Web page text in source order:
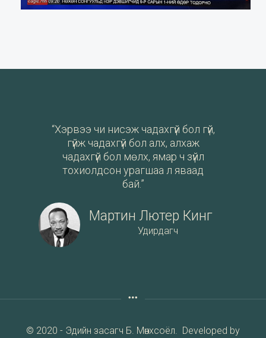
“Хэрвээ чи нисэж чадахгүй бол гүй,
гүйж чадахгүй бол алх, алхаж
чадахгүй бол мөлх, ямар ч зүйл
тохиолдсон урагшаа л яваад
бай.”
Мартин Лютер Кинг
Удирдагч
© 2020 - Эдийн засагч Б. Мөнхсоёл. Developed by